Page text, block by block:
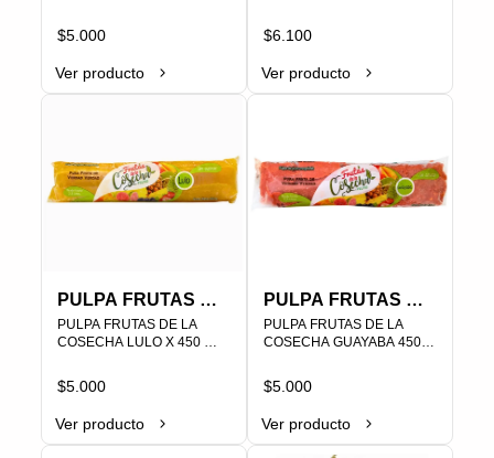
SIN AZUCAR
PLU 000085
$5.000
Ver producto
GRS SIN AZUCAR
PLU 000060
$6.100
Ver producto
PULPA FRUTAS DE
LA COSECHA
LULO X 450 GRS
SIN AZUCAR
PULPA FRUTAS DE LA
COSECHA LULO X 450
PLU 000122
$5.000
Ver producto
PULPA FRUTAS DE
LA COSECHA
GUAYABA 450G
SIN AZUCAR
PULPA FRUTAS DE LA
COSECHA GUAYABA 450G
PLU 000133
$5.000
Ver producto